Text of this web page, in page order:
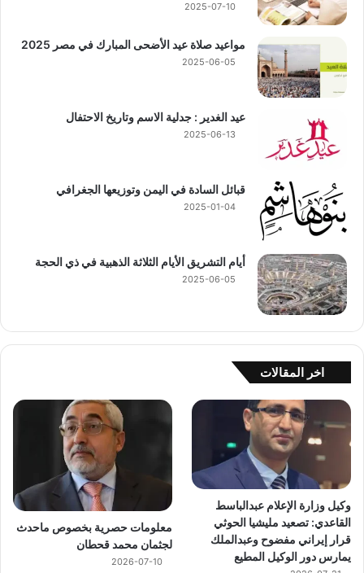
2025-07-10
مواعيد صلاة عيد الأضحى المبارك في مصر 2025
2025-06-05
عيد الغدير : جدلية الاسم وتاريخ الاحتفال
2025-06-13
قبائل السادة في اليمن وتوزيعها الجغرافي
2025-01-04
أيام التشريق الأيام الثلاثة الذهبية في ذي الحجة
2025-06-05
اخر المقالات
وكيل وزارة الإعلام عبدالباسط
القاعدي: تصعيد مليشيا الحوثي
قرار إيراني مفضوح وعبدالملك
يمارس دور الوكيل المطيع
معلومات حصرية بخصوص ماحدث
لجثمان محمد قحطان
2026-07-10